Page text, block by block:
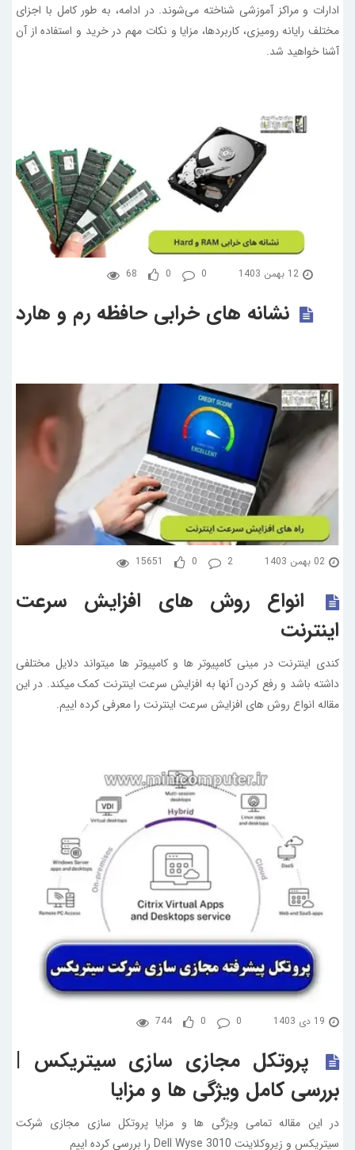
ادارات و مراکز آموزشی شناخته می‌شوند. در ادامه، به طور کامل با اجزای
مختلف رایانه رومیزی، کاربردها، مزایا و نکات مهم در خرید و استفاده از آن
آشنا خواهید شد.
12 بهمن 1403 68 0 0
نشانه های خرابی حافظه رم و هارد
02 بهمن 1403 15651 0 2
انواع روش های افزایش سرعت
اینترنت
کندی اینترنت در مینی کامپیوتر ها و کامپیوتر ها میتواند دلایل مختلفی
داشته باشد و رفع کردن آنها به افزایش سرعت اینترنت کمک میکند. در این
مقاله انواع روش های افزایش سرعت اینترنت را معرفی کرده اییم.
19 دی 1403 744 0 0
پروتکل مجازی سازی سیتریکس |
بررسی کامل ویژگی ها و مزایا
در این مقاله تمامی ویژگی ها و مزایا پروتکل سازی مجازی شرکت
سیتریکس و زیروکلاینت Dell Wyse 3010 را بررسی کرده اییم